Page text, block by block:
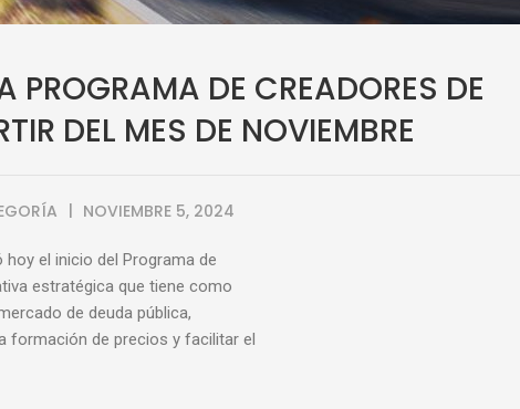
PROGRAMA DE CREADORES DE
DEL MES DE NOVIEMBRE
NOVIEMBRE 5, 2024
el inicio del Programa de
estratégica que tiene como
de deuda pública,
formación de precios y facilitar el